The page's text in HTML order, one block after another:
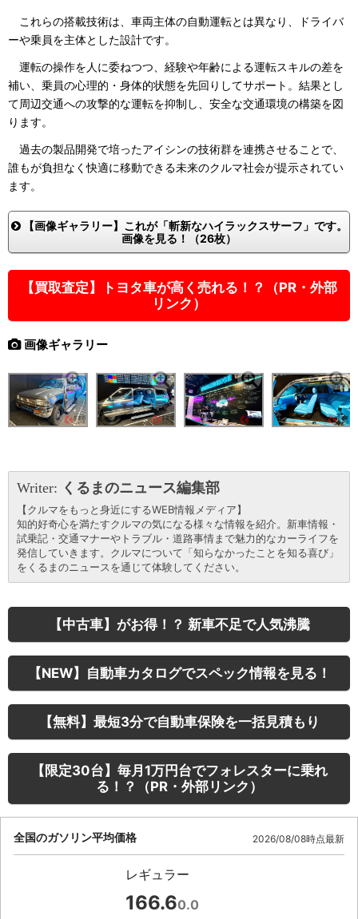
これらの搭載技術は、車両主体の自動運転とは異なり、ドライバ
ーや乗員を主体とした設計です。
運転の操作を人に委ねつつ、経験や年齢による運転スキルの差を
補い、乗員の心理的・身体的状態を先回りしてサポート。結果とし
て周辺交通への攻撃的な運転を抑制し、安全な交通環境の構築を図
ります。
過去の製品開発で培ったアイシンの技術群を連携させることで、
誰もが負担なく快適に移動できる未来のクルマ社会が提示されてい
ます。
【画像ギャラリー】これが「斬新なハイラックスサーフ」です。
画像を見る！（26枚）
【買取査定】トヨタ車が高く売れる！？（PR・外部
リンク）
画像ギャラリー
Writer: くるまのニュース編集部
【クルマをもっと身近にするWEB情報メディア】
知的好奇心を満たすクルマの気になる様々な情報を紹介。新車情報・
試乗記・交通マナーやトラブル・道路事情まで魅力的なカーライフを
発信していきます。クルマについて「知らなかったことを知る喜び」
をくるまのニュースを通じて体験してください。
【中古車】がお得！？ 新車不足で人気沸騰
【NEW】自動車カタログでスペック情報を見る！
【無料】最短3分で自動車保険を一括見積もり
【限定30台】毎月1万円台でフォレスターに乗れ
る！？（PR・外部リンク）
全国のガソリン平均価格 2026/08/08時点最新
レギュラー
166.60.0